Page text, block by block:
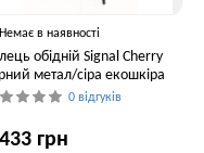
Немає в наявності
обідній Signal Cherry
метал/сіра екошкіра
0 відгуків
грн